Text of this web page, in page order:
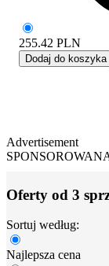
255.42 PLN
Dodaj do koszyka
Advertisement
Oferty od 3
Sortuj według:
Najlepsza cena